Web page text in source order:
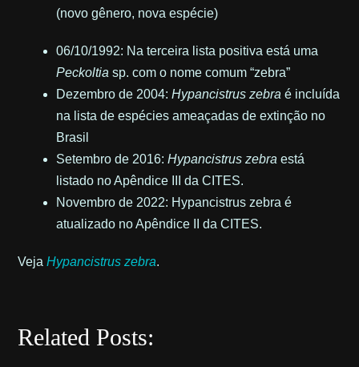
(novo gênero, nova espécie)
06/10/1992: Na terceira lista positiva está uma
Peckoltia sp. com o nome comum “zebra”
Dezembro de 2004:Hypancistrus zebra é incluída
na lista de espécies ameaçadas de extinção no
Brasil
Setembro de 2016:Hypancistrus zebra está
listado no Apêndice III da CITES.
Novembro de 2022: Hypancistrus zebra é
atualizado no Apêndice II da CITES.
VejaHypancistrus zebra.
Related Posts: